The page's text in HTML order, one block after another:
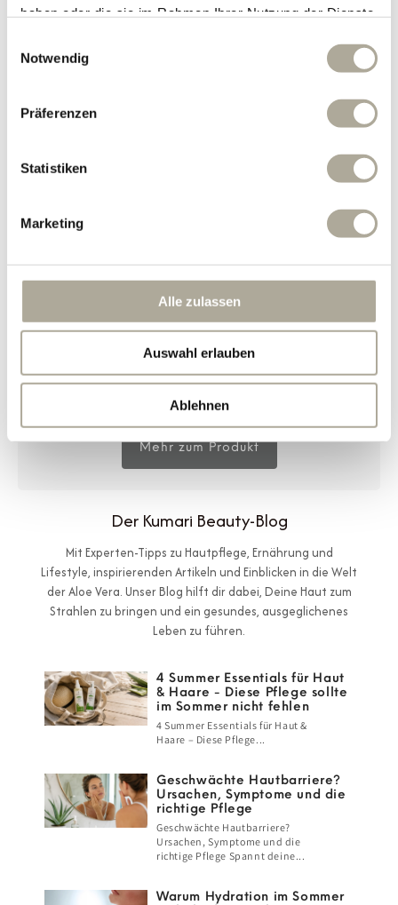
haben oder die sie im Rahmen Ihrer Nutzung der Dienste
Notwendig
Präferenzen
Statistiken
Marketing
Alle zulassen
Auswahl erlauben
Ablehnen
klare, einfache Routine unterstützend wirken.
zeichnet sich durch seine natürliche Zusammensetzung
aus. Er ist leicht in den Tages-ablauf einzubinden und
für Zeiten bewusster Ernährung, etwa während einer
Fasten- oder Resetphase.
Der Aloe-Vera-Direktsaft ergänzt die tägliche
dazu beitragen, den Fokus auf eine ausgewogene
Versorgung und ausreichende Flüssigkeitszufuhr zu
Bewusste Routine:
Direktsaft unkompliziert in bestehende
Gewohnheiten integrieren – als Teil einer
strukturierten Tagesroutine oder begleitend zu
Phasen reduzierter Ernährung.
Eine einfache Möglichkeit, Aloe Vera bewusst in den
Alltag einzubinden – klar, pur und ohne unnötige
Mehr zum Produkt
Der Kumari Beauty-Blog
Mit Experten-Tipps zu Hautpflege, Ernährung und
Lifestyle, inspirierenden Artikeln und Einblicken in die Welt
der Aloe Vera. Unser Blog hilft dir dabei, Deine Haut zum
Strahlen zu bringen und ein gesundes, ausgeglichenes
Leben zu führen.
4 Summer Essentials für Haut
& Haare - Diese Pflege sollte
im Sommer nicht fehlen
4 Summer Essentials für Haut &
Haare – Diese Pflege...
Geschwächte Hautbarriere?
Ursachen, Symptome und die
richtige Pflege
Geschwächte Hautbarriere?
Ursachen, Symptome und die
richtige Pflege Spannt deine...
Warum Hydration im Sommer